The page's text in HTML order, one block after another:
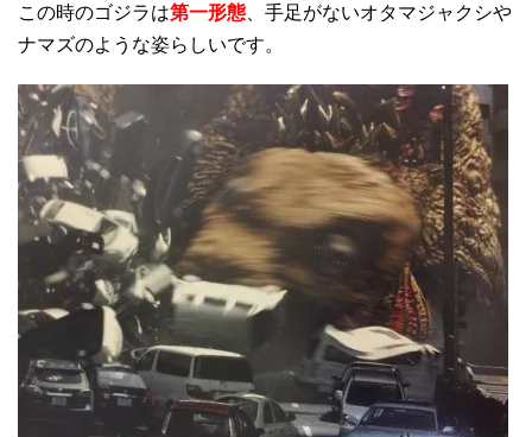
この時のゴジラは第一形態、手足がないオタマジャクシや
ナマズのような姿らしいです。